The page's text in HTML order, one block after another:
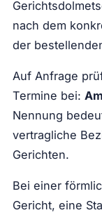
nach dem
der
Auf Anfrage
Termine bei:
Nennung
vertragliche
Gerichten.
Bei einer
Gericht, eine